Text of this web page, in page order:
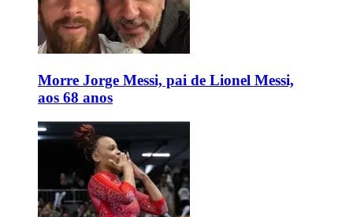
Morre Jorge Messi, pai de Lionel Messi,
aos 68 anos